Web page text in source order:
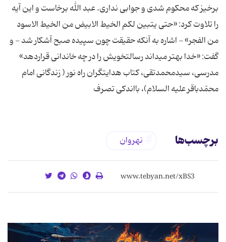
برخیز كه محكوم شدى و جوابى ندارى. عبد الله برخاست و این آیه
را تلاوت كرد: «حتى یتبین لكم الخیط الابیض من الخیط الاسود
من الفجر» - اشاره به آنكه حقیقت چون سپیده صبح آشكار شد - و
گفت: ‏«خدا بهتر مى‏داند رسالت‏خویش را در چه خاندانى قراردهد»
مدرسی، سیدمحمدتقی، کتاب هدایتگران راه نور ( زندگانی امام
محمّدباقر علیه السلام)، بااندكی تصرف
برچسب‌ها نهروان